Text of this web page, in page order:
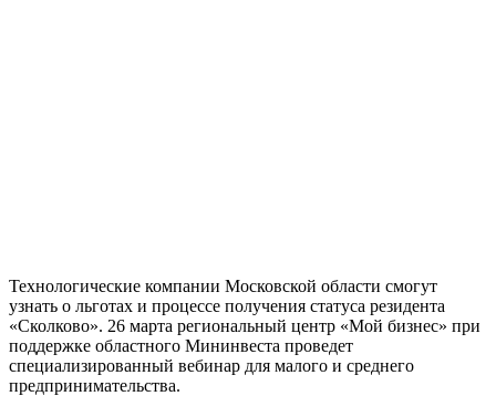
Технологические компании Московской области смогут
узнать о льготах и процессе получения статуса резидента
«Сколково». 26 марта региональный центр «Мой бизнес» при
поддержке областного Мининвеста проведет
специализированный вебинар для малого и среднего
предпринимательства.